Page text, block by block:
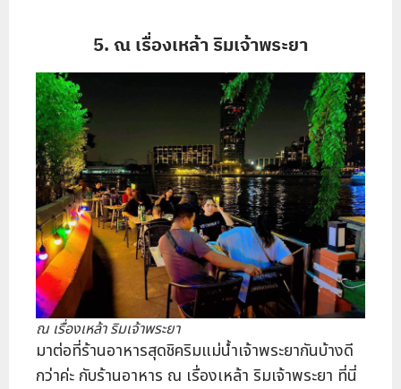
5. ณ เรื่องเหล้า ริมเจ้าพระยา
ณ เรื่องเหล้า ริมเจ้าพระยา
มาต่อที่ร้านอาหารสุดชิคริมแม่น้ำเจ้าพระยากันบ้างดี
กว่าค่ะ กับร้านอาหาร ณ เรื่องเหล้า ริมเจ้าพระยา ที่นี่